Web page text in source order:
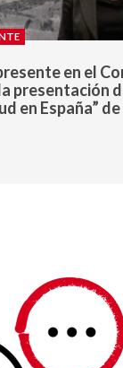
en el
presentación
en España”